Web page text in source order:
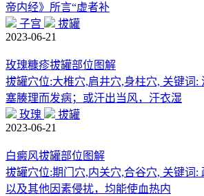
帝内经》所言“虚者补
子宫
拔罐
2023-06-21
玫瑰糠疹拔罐部位图解
拔罐穴位:大椎穴,肩井穴,身柱穴, 关键词
塞腠理而发病；或汗出当风，汗衣湿
玫瑰
拔罐
2023-06-21
白癜风拔罐部位图解
拔罐穴位:期门穴,内关穴,合谷穴, 关键词
以及其他因素侵扰，均能使血热内